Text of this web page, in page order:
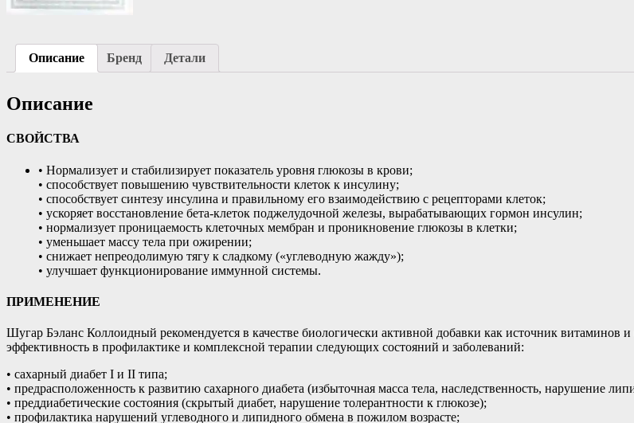
Описание Бренд Детали
Описание
СВОЙСТВА
• Нормализует и стабилизирует показатель уровня глюкозы в крови;
• способствует повышению чувствительности клеток к инсулину;
• способствует синтезу инсулина и правильному его взаимодействию с рецепторами клеток;
• ускоряет восстановление бета-клеток поджелудочной железы, вырабатывающих гормон инсулин;
• нормализует проницаемость клеточных мембран и проникновение глюкозы в клетки;
• уменьшает массу тела при ожирении;
• снижает непреодолимую тягу к сладкому («углеводную жажду»);
• улучшает функционирование иммунной системы.
ПРИМЕНЕНИЕ
Шугар Бэланс Коллоидный рекомендуется в качестве биологически активной добавки как источник
эффективность в профилактике и комплексной терапии следующих состояний и заболеваний:
• сахарный диабет I и II типа;
• предрасположенность к развитию сахарного диабета (избыточная масса тела, наследственность, нарушение
• преддиабетические состояния (скрытый диабет, нарушение толерантности к глюкозе);
• профилактика нарушений углеводного и липидного обмена в пожилом возрасте;